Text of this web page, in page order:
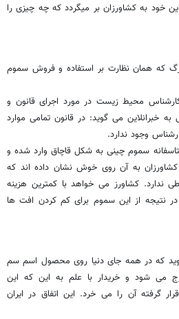
خود به کشاورزان بر میگردد که چه چیزی را
که همان نظارت بر استفاده و فروش سموم
محیط زیست در مورد اجرای قانون و
به خبرانلاین می گوید: در قانون تمامی موارد
وجود ندارد.
سموم چینی به شکل قاچاق وارد شده و
به آن روی خوش نشان داده اند که
ندارد. کشاورز می خواهد با کمترین هزینه
نتیجه از این سموم برای کم کردن افت ها
که در همه جای دنیا روی محصول اسم سم
می شود و خریدار با علم به این که این
گرفته آن را می خرد. این اتفاق در ایران